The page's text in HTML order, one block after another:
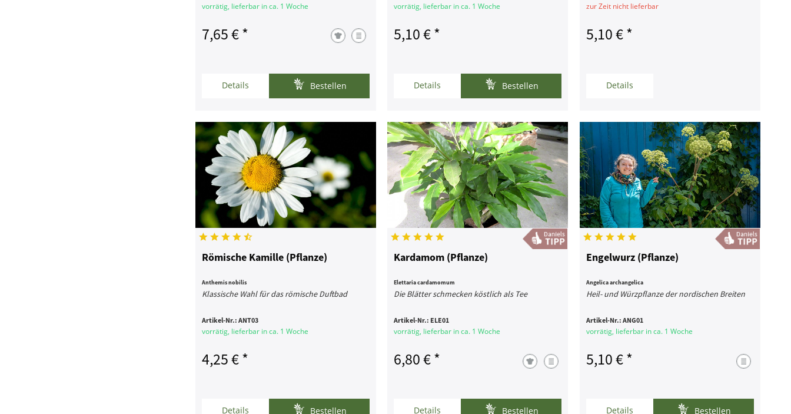
vorrätig, lieferbar in ca. 1 Woche
7,65 € *
Details Bestellen
vorrätig, lieferbar in ca. 1 Woche
5,10 € *
Details Bestellen
zur Zeit nicht lieferbar
5,10 € *
Details
Römische Kamille (Pflanze)
Anthemis nobilis
Klassische Wahl für das römische Duftbad
Artikel-Nr.: ANT03
vorrätig, lieferbar in ca. 1 Woche
4,25 € *
Details Bestellen
Kardamom (Pflanze)
Elettaria cardamomum
Die Blätter schmecken köstlich als Tee
Artikel-Nr.: ELE01
vorrätig, lieferbar in ca. 1 Woche
6,80 € *
Details Bestellen
Engelwurz (Pflanze)
Angelica archangelica
Heil- und Würzpflanze der nordischen Breiten
Artikel-Nr.: ANG01
vorrätig, lieferbar in ca. 1 Woche
5,10 € *
Details Bestellen